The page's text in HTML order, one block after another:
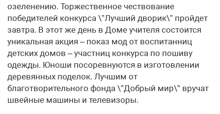
озеленению. Торжественное чествование
победителей конкурса \”Лучший дворик\” пройдет
завтра. В этот же день в Доме учителя состоится
уникальная акция – показ мод от воспитанниц
детских домов – участниц конкурса по пошиву
одежды. Юноши посоревнуются в изготовлении
деревянных поделок. Лучшим от
благотворительного фонда \”Добрый мир\” вручат
швейные машины и телевизоры.